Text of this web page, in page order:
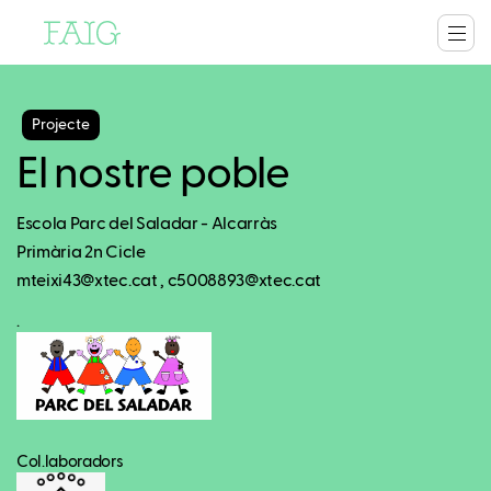
Projecte
El nostre poble
Escola Parc del Saladar - Alcarràs
Primària 2n Cicle
mteixi43@xtec.cat , c5008893@xtec.cat
.
Col.laboradors